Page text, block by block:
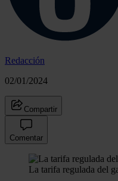
Redacción
02/01/2024
Compartir
Comentar
La tarifa regulada del